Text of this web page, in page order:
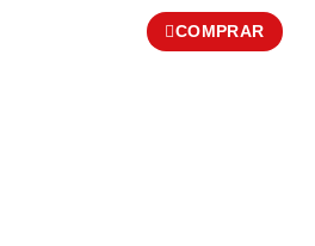
COMPRAR